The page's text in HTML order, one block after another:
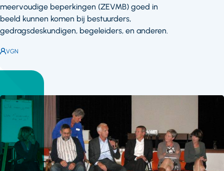
meervoudige beperkingen (ZEVMB) goed in
beeld kunnen komen bij bestuurders,
gedragsdeskundigen, begeleiders, en anderen.
Auteur:
VGN